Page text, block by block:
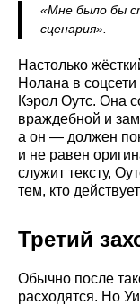
«Мне было бы
сценария».
Настолько
Нолана в
Кэрол Оутс. Она
враждебной и
а он — должен
и не равен
служит тексту,
тем, кто
Третий
Обычно после
расходятся. Но